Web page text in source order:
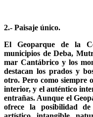
2.- Paisaje único.
El Geoparque de la
municipios de Deba,
mar Cantábrico y los
destacan los prados y
otro. Pero como siempre
interior, y el auténtico
entrañas. Aunque el
ofrece la posibilidad